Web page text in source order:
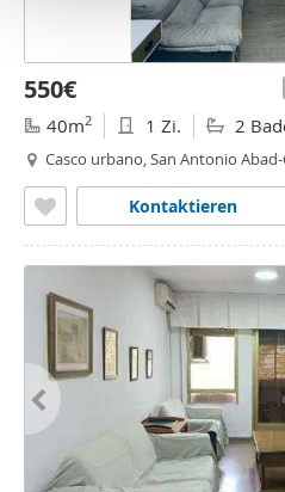
550€
40m2 1 Zi. 2
Casco urbano, San Antonio
Kontaktieren